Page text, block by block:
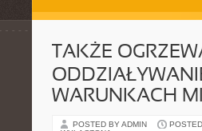
TAKŻE
WARUNKACH
POSTED BY ADMIN